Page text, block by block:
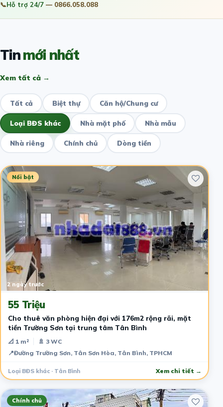
📞Hỗ trợ 24/7 — 0866.058.088
Tinmới nhất
Xem tất cả →
Tất cả Biệt thự Căn hộ/Chung cư
Loại BĐS khác Nhà mặt phố Nhà mẫu
Nhà riêng Chính chủ Dòng tiền
Nổi bật
2 ngày trước
55 Triệu
Cho thuê văn phòng hiện đại với 176m2 rộng rãi, mặt
tiền Trường Sơn tại trung tâm Tân Bình
📐 1 m²
🚿 3 WC
📍Đường Trường Sơn, Tân Sơn Hòa, Tân Bình, TPHCM
Loại BĐS khác · Tân Bình Xem chi tiết →
Chính chủ